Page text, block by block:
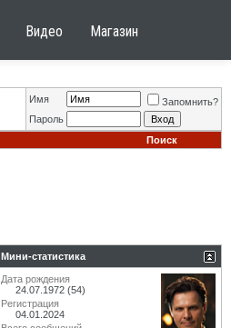
Видео Магазин
Имя
Запомнить?
Пароль
Поиск
Мини-статистика
Дата рождения
24.07.1972 (54)
Регистрация
04.01.2024